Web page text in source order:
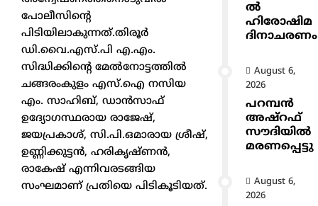
പോലീസിന്റെ
പിടിയിലാകുന്നത്.തിരൂർ
ഡി.വൈ.എസ്.പി എ.എം.
സിദ്ധിക്കിന്റെ മേൽനോട്ടത്തിൽ
ചങ്ങരംകുളം എസ്.ഐ നസിയ
എം. സാഹിബ്, ഡാൻസാഫ്
ഉദ്യോഗസ്ഥരായ രാജേഷ്,
ജയപ്രകാശ്, സി.പി.ഒമാരായ ശ്രീഷ്,
ഉണ്ണിക്കുട്ടൻ, ഹരികൃഷ്ണൻ,
രാകേഷ് എന്നിവരടങ്ങിയ
സംഘമാണ് പ്രതിയെ പിടികൂടിയത്.
ൽ
ഹിരോഷിമ
ദിനാചരണം
August 6,
2026
പറമ്പൻ
അഷ്‌റഫ്
സൗദിയിൽ
മരണപ്പെട്ടു
August 6,
2026